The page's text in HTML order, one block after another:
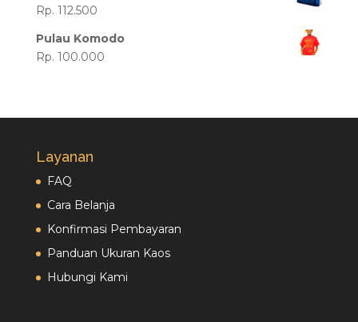
Rp. 112.500
Pulau Komodo
Rp. 100.000
Layanan
FAQ
Cara Belanja
Konfirmasi Pembayaran
Panduan Ukuran Kaos
Hubungi Kami